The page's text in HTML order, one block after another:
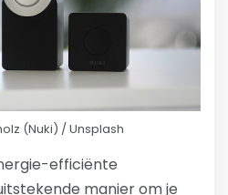
(Nuki) / Unsplash
efficiënte
manier om je